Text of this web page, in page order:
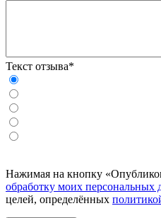
Текст отзыва*
Нажимая на кнопку
обработку моих персональных
целей, определённых